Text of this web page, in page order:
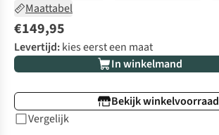
Maattabel
€149,95
Levertijd:kies eerst een maat
In winkelmand
Bekijk winkelvoorraad
Vergelijk